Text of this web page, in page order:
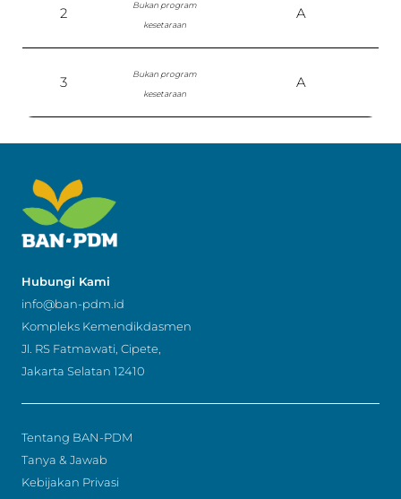
2
Bukan program
kesetaraan
A
3
Bukan program
kesetaraan
A
Hubungi Kami
info@ban-pdm.id
Kompleks Kemendikdasmen
Jl. RS Fatmawati, Cipete,
Jakarta Selatan 12410
Tentang BAN-PDM
Tanya & Jawab
Kebijakan Privasi